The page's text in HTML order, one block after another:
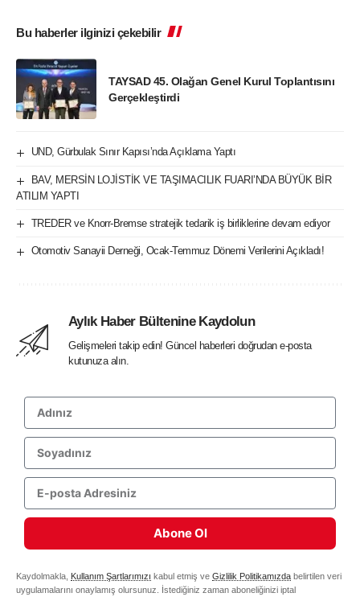
Bu haberler ilginizi çekebilir
TAYSAD 45. Olağan Genel Kurul Toplantısını
Gerçekleştirdi
UND, Gürbulak Sınır Kapısı’nda Açıklama Yaptı
BAV, MERSİN LOJİSTİK VE TAŞIMACILIK FUARI’NDA BÜYÜK BİR
ATILIM YAPTI
TREDER ve Knorr-Bremse stratejik tedarik iş birliklerine devam ediyor
Otomotiv Sanayii Derneği, Ocak-Temmuz Dönemi Verilerini Açıkladı!
Aylık Haber Bültenine Kaydolun
Gelişmeleri takip edin! Güncel haberleri doğrudan e-posta
kutunuza alın.
Abone Ol
Kaydolmakla, Kullanım Şartlarımızı kabul etmiş ve Gizlilik Politikamızda belirtilen veri
uygulamalarını onaylamış olursunuz. İstediğiniz zaman aboneliğinizi iptal